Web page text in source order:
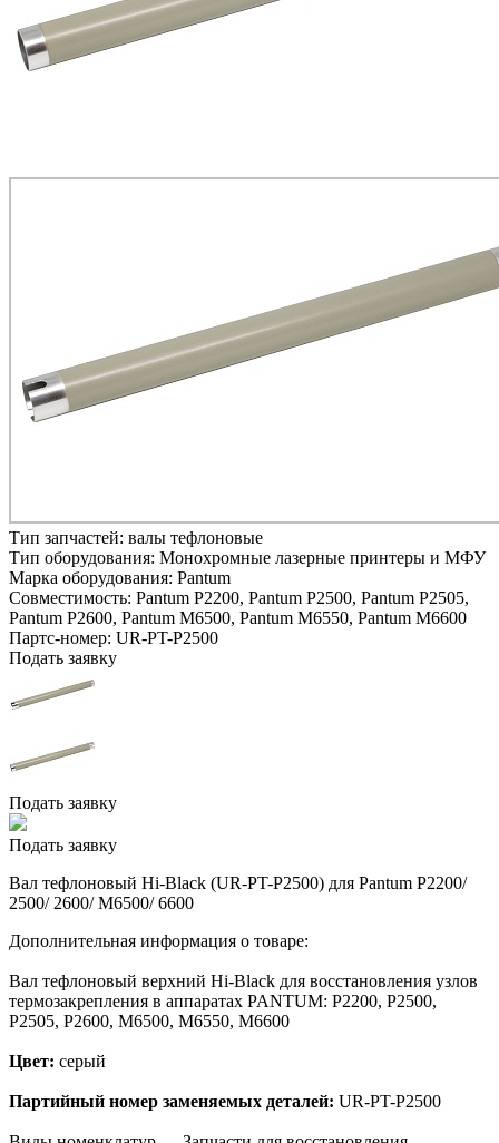
Тип запчастей: валы тефлоновые
Тип оборудования: Монохромные лазерные принтеры и МФУ
Марка оборудования: Pantum
Совместимость: Pantum P2200, Pantum P2500, Pantum P2505,
Pantum P2600, Pantum M6500, Pantum M6550, Pantum M6600
Партс-номер: UR-PT-P2500
Подать заявку
Подать заявку
Подать заявку
Вал тефлоновый Hi-Black (UR-PT-P2500) для Pantum P2200/
2500/ 2600/ M6500/ 6600
Дополнительная информация о товаре:
Вал тефлоновый верхний Hi-Black для восстановления узлов
термозакрепления в аппаратах PANTUM: P2200, P2500,
P2505, P2600, M6500, M6550, M6600
Цвет: серый
Партийный номер заменяемых деталей: UR-PT-P2500